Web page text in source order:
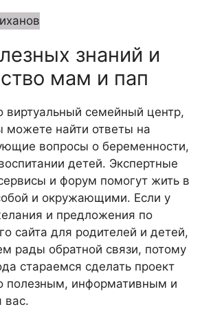
знаний и
мам и пап
виртуальный семейный центр,
можете найти ответы на
вопросы о беременности,
детей. Экспертные
и форум помогут жить в
и окружающими. Если у
и предложения по
сайта для родителей и детей,
рады обратной связи, потому
стараемся сделать проект
полезным, информативным и
вас.